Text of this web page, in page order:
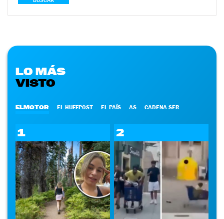
LO MÁS
VISTO
ELMOTOR EL HUFFPOST EL PAÍS AS CADENA SER
1 2